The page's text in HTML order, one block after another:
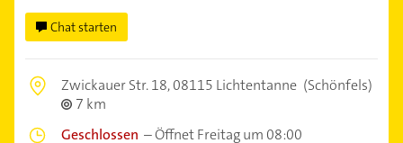
Chat starten
Zwickauer Str. 18,08115 Lichtentanne (Schönfels)
7 km
Geschlossen –Öffnet Freitag um 08:00